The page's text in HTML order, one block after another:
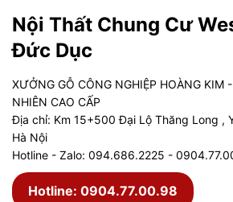
Nội Thất Chung Cư
Đức Dục
XƯỞNG GỖ CÔNG NGHIỆP HOÀNG KIM
NHIÊN CAO CẤP
Địa chỉ: Km 15+500 Đại Lộ Thăng Long ,
Hà Nội
Hotline - Zalo: 094.686.2225 -
Hotline: 0904.77.00.98